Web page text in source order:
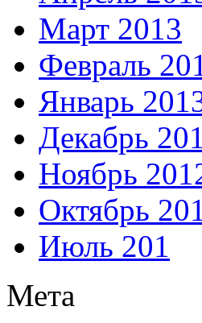
Март 2013
Февраль
Январь
Декабрь
Ноябрь
Октябрь
Июль 201
Мета